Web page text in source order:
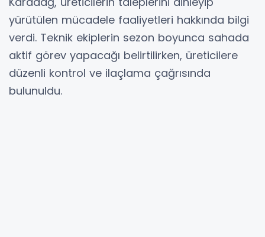
yürütülen mücadele faaliyetleri hakkında bilgi
verdi. Teknik ekiplerin sezon boyunca sahada
aktif görev yapacağı belirtilirken, üreticilere
düzenli kontrol ve ilaçlama çağrısında
bulunuldu.